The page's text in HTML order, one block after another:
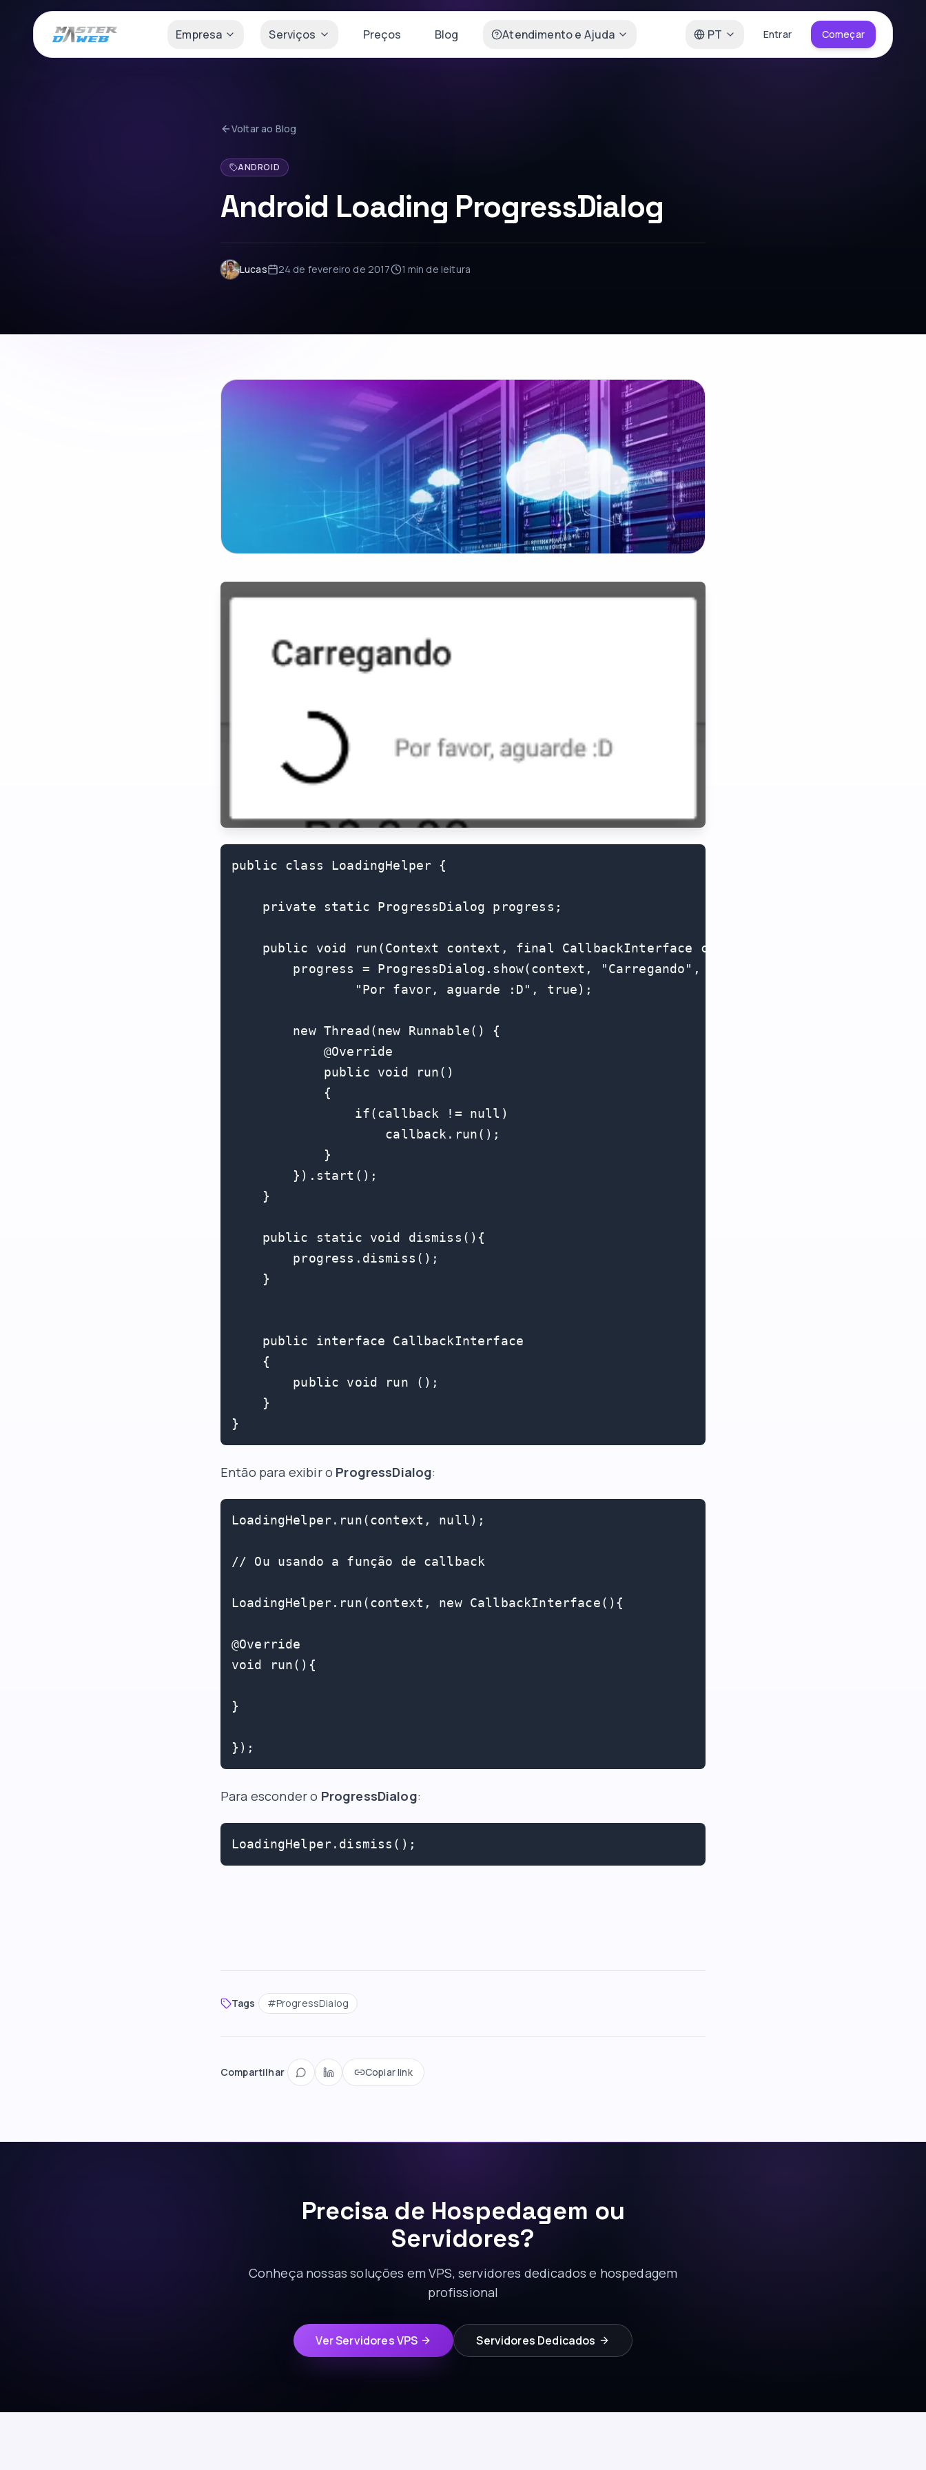
Empresa Serviços Preços Blog Atendimento e Ajuda PT Entrar Começar
Voltar ao Blog
ANDROID
Android Loading ProgressDialog
Lucas 24 de fevereiro de 2017 1 min de leitura
public class LoadingHelper {
    private static ProgressDialog progress;
    public void run(Context context, final CallbackInterface callback){
        progress = ProgressDialog.show(context, "Carregando",
                "Por favor, aguarde :D", true);
        new Thread(new Runnable() {
            @Override
            public void run()
            {
                if(callback != null)
                    callback.run();
            }
        }).start();
    }
    public static void dismiss(){
        progress.dismiss();
    }
    public interface CallbackInterface
    {
        public void run ();
    }
}
Então para exibir o ProgressDialog:
LoadingHelper.run(context, null);
// Ou usando a função de callback
LoadingHelper.run(context, new CallbackInterface(){
@Override
void run(){
}
});
Para esconder o ProgressDialog:
LoadingHelper.dismiss();
Tags #ProgressDialog
Compartilhar Copiar link
Precisa de Hospedagem ou
Servidores?
Conheça nossas soluções em VPS, servidores dedicados e hospedagem
profissional
Ver Servidores VPS Servidores Dedicados